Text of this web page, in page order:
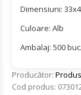
Dimensiuni:
Culoare: Alb
Ambalaj: 500
Producător:
Cod produs: